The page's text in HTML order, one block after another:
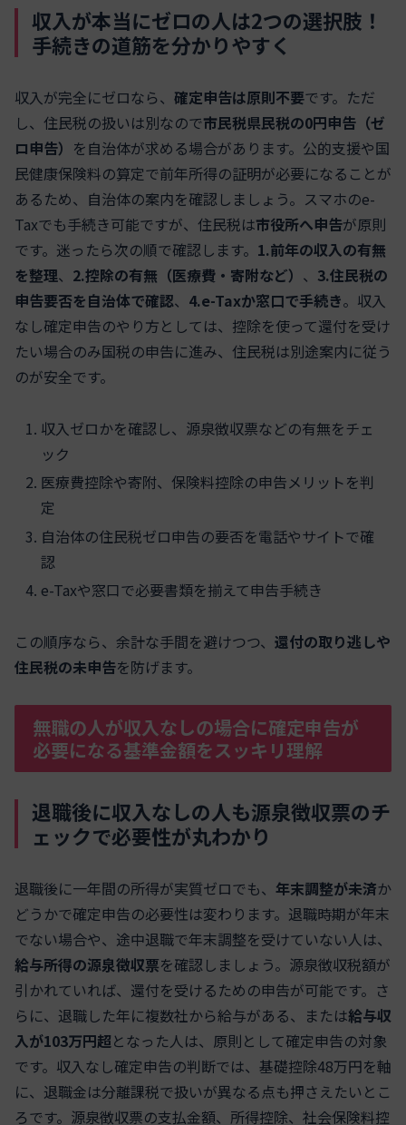
収入が本当にゼロの人は2つの選択肢！
手続きの道筋を分かりやすく
収入が完全にゼロなら、 確定申告は原則不要です。ただ
し、住民税の扱いは別なので市民税県民税の0円申告（ゼ
ロ申告） を自治体が求める場合があります。公的支援や国
民健康保険料の算定で前年所得の証明が必要になることが
あるため、自治体の案内を確認しましょう。スマホのe-
Taxでも手続き可能ですが、住民税は市役所へ申告が原則
です。迷ったら次の順で確認します。 1.前年の収入の有無
を整理、 2.控除の有無（医療費・寄附など） 、 3.住民税の
申告要否を自治体で確認、 4.e-Taxか窓口で手続き。収入
なし確定申告のやり方としては、控除を使って還付を受け
たい場合のみ国税の申告に進み、住民税は別途案内に従う
のが安全です。
収入ゼロかを確認し、源泉徴収票などの有無をチェ
ック
医療費控除や寄附、保険料控除の申告メリットを判
定
自治体の住民税ゼロ申告の要否を電話やサイトで確
認
e-Taxや窓口で必要書類を揃えて申告手続き
この順序なら、余計な手間を避けつつ、 還付の取り逃しや
住民税の未申告を防げます。
無職の人が収入なしの場合に確定申告が
必要になる基準金額をスッキリ理解
退職後に収入なしの人も源泉徴収票のチ
ェックで必要性が丸わかり
退職後に一年間の所得が実質ゼロでも、 年末調整が未済か
どうかで確定申告の必要性は変わります。退職時期が年末
でない場合や、途中退職で年末調整を受けていない人は、
給与所得の源泉徴収票を確認しましょう。源泉徴収税額が
引かれていれば、還付を受けるための申告が可能です。さ
らに、退職した年に複数社から給与がある、または給与収
入が103万円超となった人は、原則として確定申告の対象
です。収入なし確定申告の判断では、基礎控除48万円を軸
に、退職金は分離課税で扱いが異なる点も押さえたいとこ
ろです。源泉徴収票の支払金額、所得控除、社会保険料控